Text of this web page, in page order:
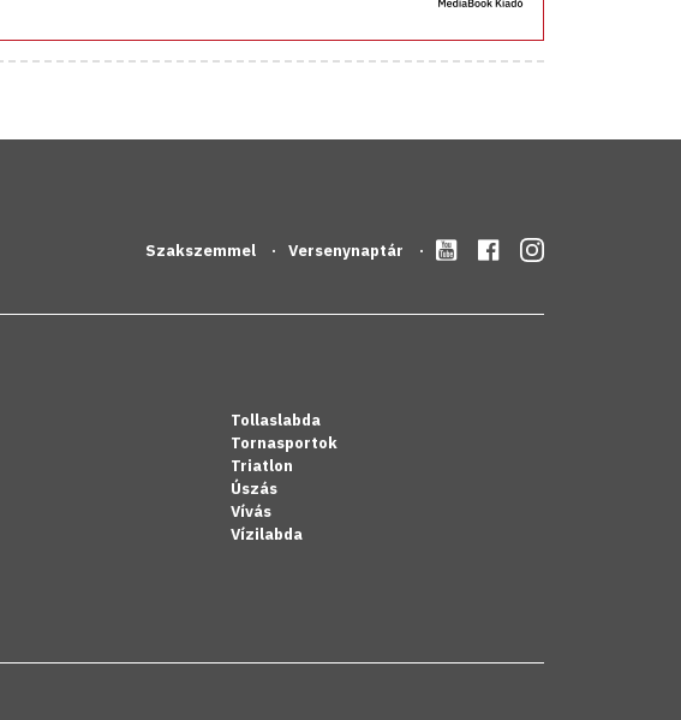
Szakszemmel Versenynaptár
Tollaslabda
Tornasportok
Triatlon
Úszás
Vívás
Vízilabda